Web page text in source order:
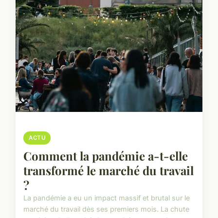
ACTU
Comment la pandémie a-t-elle
transformé le marché du travail
?
La pandémie a eu un impact massif et brutal sur le
marché du travail dès ses premiers mois. La chute